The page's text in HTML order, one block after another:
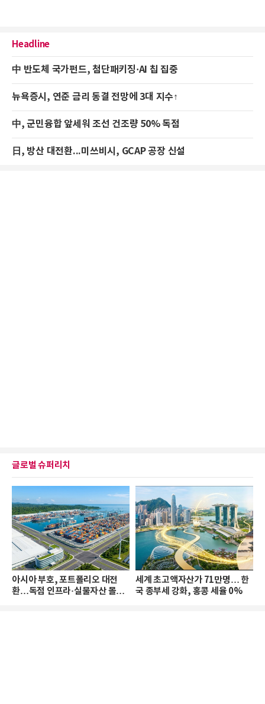
Headline
中 반도체 국가펀드, 첨단패키징·AI 칩 집중
뉴욕증시, 연준 금리 동결 전망에 3대 지수↑
中, 군민융합 앞세워 조선 건조량 50% 독점
日, 방산 대전환...미쓰비시, GCAP 공장 신설
글로벌 슈퍼리치
아시아 부호, 포트폴리오 대전
환…독점 인프라·실물자산 몰린
세계 초고액자산가 71만명… 한
국 종부세 강화, 홍콩 세율 0%